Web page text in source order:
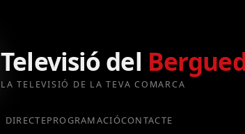
Televisió del
LA TELEVISIÓ DE LA TEVA COMARCA
DIRECTEPROGRAMACIÓCONTACTE